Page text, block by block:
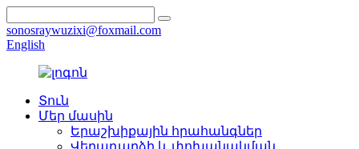
sonosraywuzixi@foxmail.com
English
Տուն
Մեր մասին
Երաշխիքային հրահանգներ
Վերադարձի և փոխանակման